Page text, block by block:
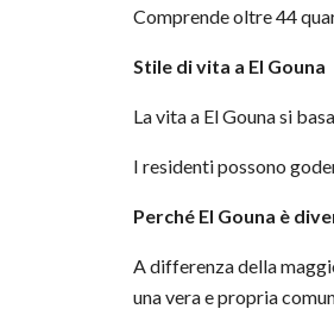
Comprende oltre 44
Stile di vita a El Gouna
La vita a El Gouna si
I residenti possono
Perché El Gouna è
A differenza della
una vera e propria